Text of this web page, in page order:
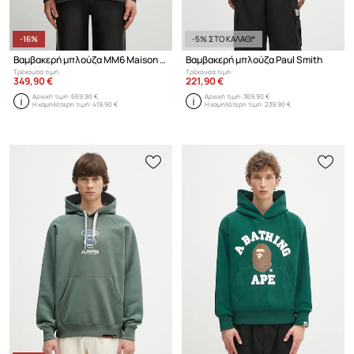
-16%
Βαμβακερή μπλούζα MM6 Maison Margiela
Τρέχουσα τιμή:
349,90 €
Αρχική τιμή:669,90 €
Η χαμηλότερη τιμή:419,90 €
-5% ΣΤΟ ΚΑΛΑΘΙ*
Βαμβακερή μπλούζα Paul Smith
Τρέχουσα τιμή:
221,90 €
Αρχική τιμή:369,90 €
Η χαμηλότερη τιμή:239,90 €